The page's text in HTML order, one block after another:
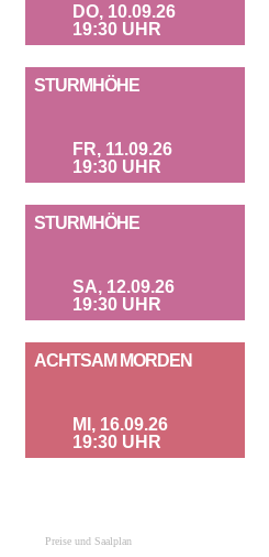
DO, 10.09.26
19:30 UHR
STURMHÖHE
FR, 11.09.26
19:30 UHR
STURMHÖHE
SA, 12.09.26
19:30 UHR
ACHTSAM MORDEN
MI, 16.09.26
19:30 UHR
Preise und Saalplan